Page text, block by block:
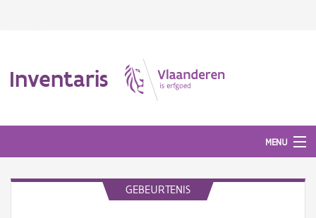
Inventaris
MENU
GEBEURTENIS